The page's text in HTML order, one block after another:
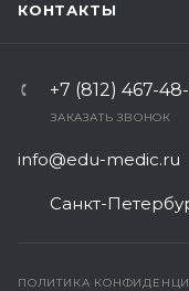
КОНТАКТЫ
+7 (812) 467-
ЗАКАЗАТЬ ЗВОНОК
info@edu-medic.ru
Санкт-
ПОЛИТИКА